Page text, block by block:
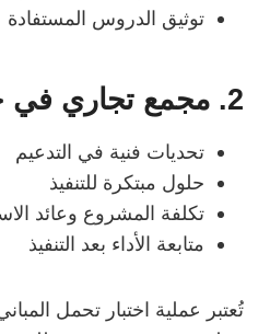
توثيق الدروس المستفادة
2. مجمع تجاري في جدة
تحديات فنية في التدعيم
حلول مبتكرة للتنفيذ
تكلفة المشروع وعائد
متابعة الأداء بعد التنفيذ
تُعتبر عملية اختبار تحمل